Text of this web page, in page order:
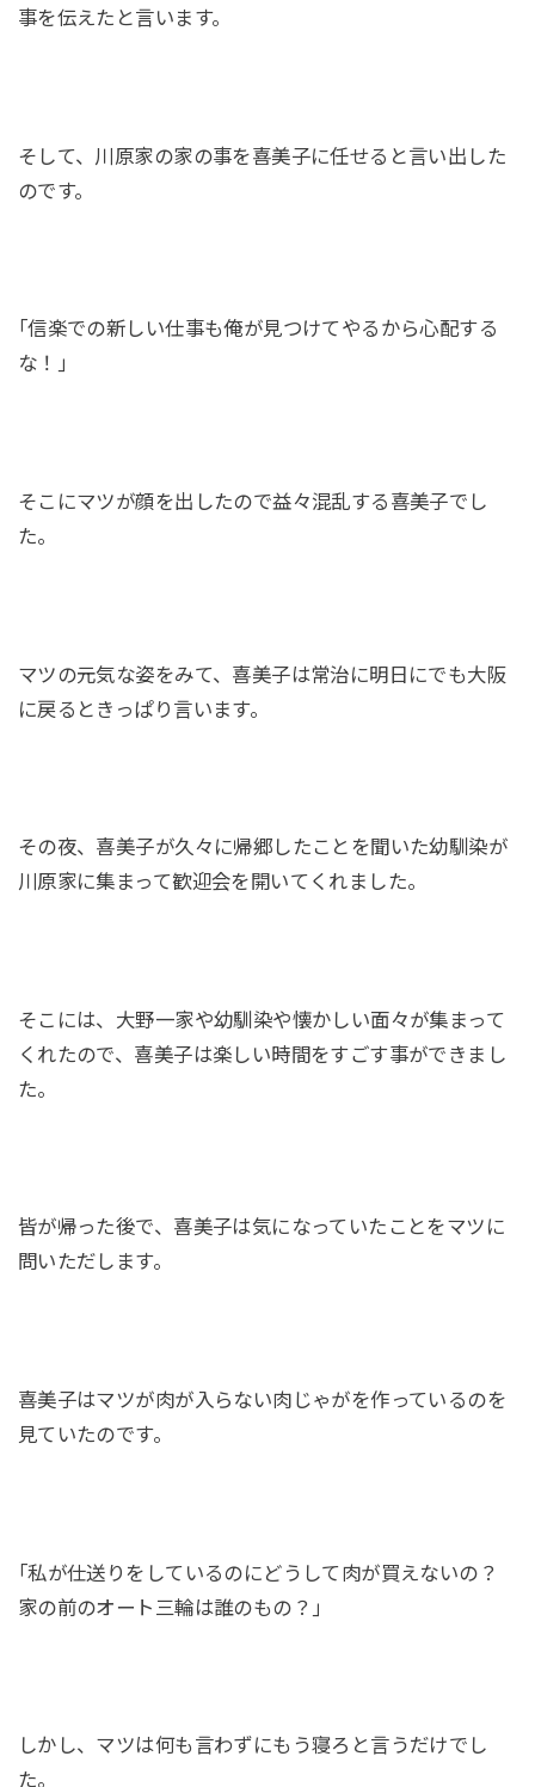
事を伝えたと言います。
そして、川原家の家の事を喜美子に任せると言い出した
のです。
｢信楽での新しい仕事も俺が見つけてやるから心配する
な！｣
そこにマツが顔を出したので益々混乱する喜美子でし
た。
マツの元気な姿をみて、喜美子は常治に明日にでも大阪
に戻るときっぱり言います。
その夜、喜美子が久々に帰郷したことを聞いた幼馴染が
川原家に集まって歓迎会を開いてくれました。
そこには、大野一家や幼馴染や懐かしい面々が集まって
くれたので、喜美子は楽しい時間をすごす事ができまし
た。
皆が帰った後で、喜美子は気になっていたことをマツに
問いただします。
喜美子はマツが肉が入らない肉じゃがを作っているのを
見ていたのです。
｢私が仕送りをしているのにどうして肉が買えないの？
家の前のオート三輪は誰のもの？｣
しかし、マツは何も言わずにもう寝ろと言うだけでし
た。